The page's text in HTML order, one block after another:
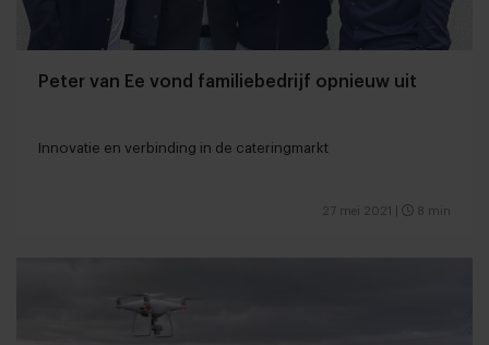
Peter van Ee vond familiebedrijf opnieuw uit
Innovatie en verbinding in de cateringmarkt
27 mei 2021 8 min